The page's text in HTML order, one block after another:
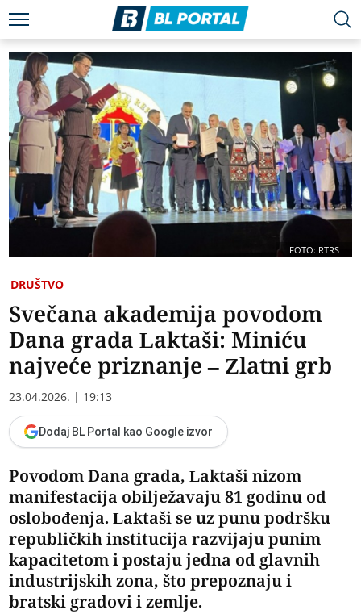
FOTO: RTRS
DRUŠTVO
Svečana akademija povodom
Dana grada Laktaši: Miniću
najveće priznanje – Zlatni grb
23.04.2026. | 19:13
Dodaj BL Portal kao Google izvor
Povodom Dana grada, Laktaši nizom
manifestacija obilježavaju 81 godinu od
oslobođenja. Laktaši se uz punu podršku
republičkih institucija razvijaju punim
kapacitetom i postaju jedna od glavnih
industrijskih zona, što prepoznaju i
bratski gradovi i zemlje.